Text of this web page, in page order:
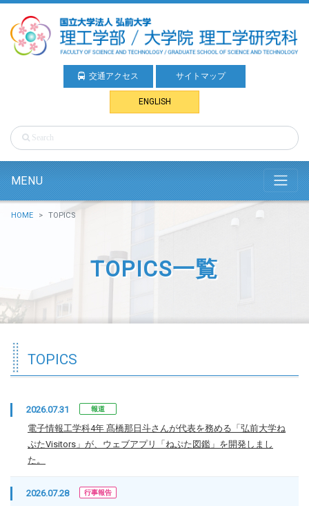
交通アクセス サイトマップ
ENGLISH
MENU
HOME TOPICS
TOPICS一覧
TOPICS
2026.07.31 報道
電子情報工学科4年 髙橋那日斗さんが代表を務める「弘前大学ね
ぷたVisitors」が、ウェブアプリ「ねぷた図鑑」を開発しまし
た。
2026.07.28 行事報告